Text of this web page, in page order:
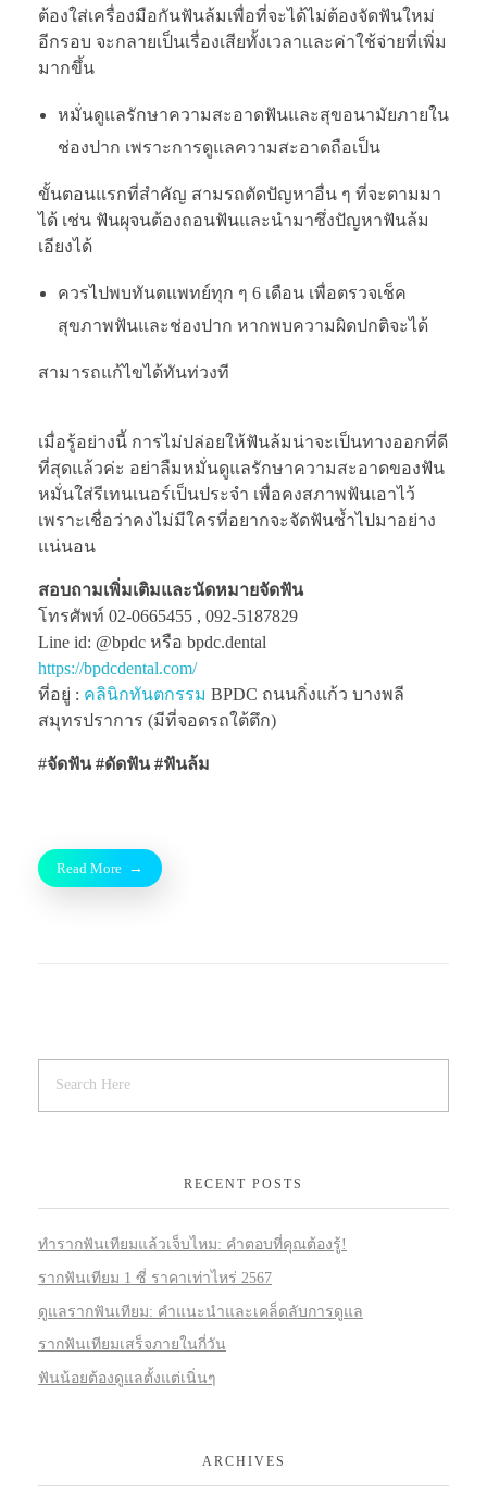
ต้องใส่เครื่องมือกันฟันล้มเพื่อที่จะได้ไม่ต้องจัดฟันใหม่
อีกรอบ จะกลายเป็นเรื่องเสียทั้งเวลาและค่าใช้จ่ายที่เพิ่ม
มากขึ้น
หมั่นดูแลรักษาความสะอาดฟันและสุขอนามัยภายใน
ช่องปาก เพราะการดูแลความสะอาดถือเป็น
ขั้นตอนแรกที่สำคัญ สามรถตัดปัญหาอื่น ๆ ที่จะตามมา
ได้ เช่น ฟันผุจนต้องถอนฟันและนำมาซึ่งปัญหาฟันล้ม
เอียงได้
ควรไปพบทันตแพทย์ทุก ๆ 6 เดือน เพื่อตรวจเช็ค
สุขภาพฟันและช่องปาก หากพบความผิดปกติจะได้
สามารถแก้ไขได้ทันท่วงที
เมื่อรู้อย่างนี้ การไม่ปล่อยให้ฟันล้มน่าจะเป็นทางออกที่ดี
ที่สุดแล้วค่ะ อย่าลืมหมั่นดูแลรักษาความสะอาดของฟัน
หมั่นใส่รีเทนเนอร์เป็นประจำ เพื่อคงสภาพฟันเอาไว้
เพราะเชื่อว่าคงไม่มีใครที่อยากจะจัดฟันซ้ำไปมาอย่าง
แน่นอน
สอบถามเพิ่มเติมและนัดหมายจัดฟัน
โทรศัพท์ 02-0665455 , 092-5187829
Line id: @bpdc หรือ bpdc.dental
https://bpdcdental.com/
ที่อยู่ : คลินิกทันตกรรม BPDC ถนนกิ่งแก้ว บางพลี
สมุทรปราการ (มีที่จอดรถใต้ตึก)
#จัดฟัน #ดัดฟัน #ฟันล้ม
Read More
RECENT POSTS
ทำรากฟันเทียมแล้วเจ็บไหม: คำตอบที่คุณต้องรู้!
รากฟันเทียม 1 ซี่ ราคาเท่าไหร่ 2567
ดูแลรากฟันเทียม: คำแนะนำและเคล็ดลับการดูแล
รากฟันเทียมเสร็จภายในกี่วัน
ฟันน้อยต้องดูแลตั้งแต่เนิ่นๆ
ARCHIVES